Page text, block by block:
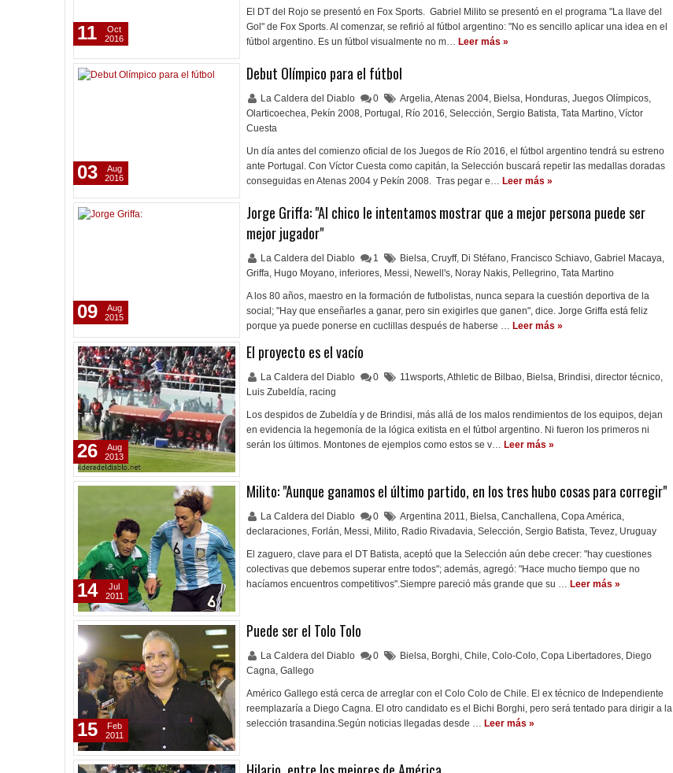
El DT del Rojo se presentó en Fox Sports. Gabriel Milito se presentó en el programa "La llave del
Gol" de Fox Sports. Al comenzar, se refirió al fútbol argentino: "No es sencillo aplicar una idea en el
fútbol argentino. Es un fútbol visualmente no m… Leer más »
11
Oct
2016
Debut Olímpico para el fútbol
La Caldera del Diablo 0 Argelia,Atenas 2004, Bielsa, Honduras, Juegos Olímpicos,
Olarticoechea, Pekín 2008, Portugal , Río 2016, Selección, Sergio Batista, Tata Martino, Víctor
Cuesta
Un día antes del comienzo oficial de los Juegos de Río 2016, el fútbol argentino tendrá su estreno
ante Portugal. Con Víctor Cuesta como capitán, la Selección buscará repetir las medallas doradas
conseguidas en Atenas 2004 y Pekín 2008. Tras pegar e… Leer más »
03
Aug
2016
Jorge Griffa: "Al chico le intentamos mostrar que a mejor persona puede ser
mejor jugador"
La Caldera del Diablo 1 Bielsa, Cruyff, Di Stéfano, Francisco Schiavo, Gabriel Macaya,
Griffa, Hugo Moyano, inferiores, Messi, Newell's, Noray Nakis, Pellegrino, Tata Martino
A los 80 años, maestro en la formación de futbolistas, nunca separa la cuestión deportiva de la
social; "Hay que enseñarles a ganar, pero sin exigirles que ganen", dice. Jorge Griffa está feliz
porque ya puede ponerse en cuclillas después de haberse … Leer más »
09
Aug
2015
El proyecto es el vacío
La Caldera del Diablo 0 11wsports,Athletic de Bilbao, Bielsa, Brindisi, director técnico,
Luis Zubeldía, racing
Los despidos de Zubeldía y de Brindisi, más allá de los malos rendimientos de los equipos, dejan
en evidencia la hegemonía de la lógica exitista en el fútbol argentino. Ni fueron los primeros ni
serán los últimos. Montones de ejemplos como estos se v… Leer más »
26
Aug
2013
Milito: "Aunque ganamos el último partido, en los tres hubo cosas para corregir"
La Caldera del Diablo 0 Argentina 2011, Bielsa, Canchallena, Copa América,
declaraciones, Forlán, Messi, Milito, Radio Rivadavia, Selección, Sergio Batista, Tevez, Uruguay
El zaguero, clave para el DT Batista, aceptó que la Selección aún debe crecer: "hay cuestiones
colectivas que debemos superar entre todos"; además, agregó: "Hace mucho tiempo que no
hacíamos encuentros competitivos".Siempre pareció más grande que su … Leer más »
14
Jul
2011
Puede ser el Tolo Tolo
La Caldera del Diablo 0 Bielsa, Borghi, Chile, Colo-Colo, Copa Libertadores, Diego
Cagna, Gallego
Américo Gallego está cerca de arreglar con el Colo Colo de Chile. El ex técnico de Independiente
reemplazaría a Diego Cagna. El otro candidato es el Bichi Borghi, pero será tentado para dirigir a la
selección trasandina.Según noticias llegadas desde … Leer más »
15
Feb
2011